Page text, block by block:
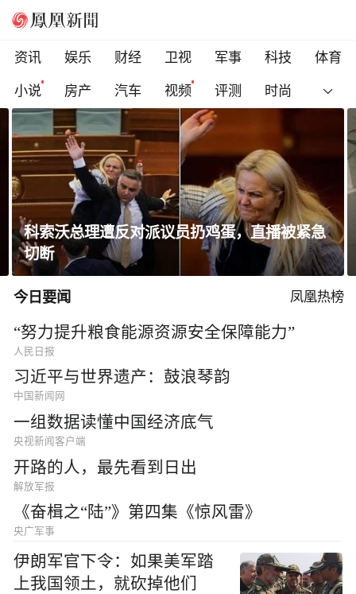
资讯 娱乐 财经 卫视 军事 科技
体育
小说
房产 汽车 视频 评测 时尚
高圆圆晒出游随拍笑容明媚状态松弛
今日要闻 凤凰热榜
“努力提升粮食能源资源安全保障能力”
人民日报
习近平与世界遗产：鼓浪琴韵
中国新闻网
一组数据读懂中国经济底气
央视新闻客户端
开路的人，最先看到日出
解放军报
《奋楫之“陆”》第四集《惊风雷》
央广军事
伊朗军官下令：如果美军踏
上我国领土，就砍掉他们